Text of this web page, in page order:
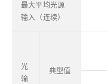
最大平均光源
输入（连续）
光
输
典型值